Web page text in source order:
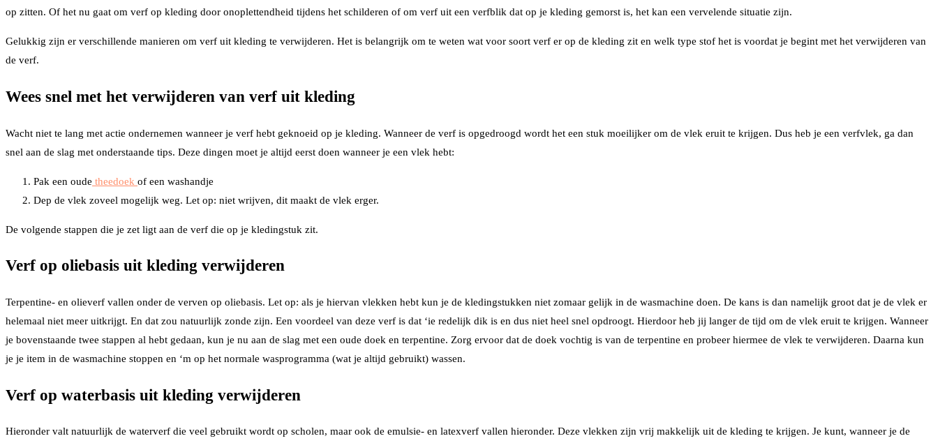
op zitten. Of het nu gaat om verf op kleding door onoplettendheid tijdens het schilderen of om verf uit een verfblik dat op je kleding gemorst is, het kan een vervelende situatie zijn.
Gelukkig zijn er verschillende manieren om verf uit kleding te verwijderen. Het is belangrijk om te weten wat voor soort verf er op de kleding zit en welk type stof het is voordat je begint met het verwijderen van
de verf.
Wees snel met het verwijderen van verf uit kleding
Wacht niet te lang met actie ondernemen wanneer je verf hebt geknoeid op je kleding. Wanneer de verf is opgedroogd wordt het een stuk moeilijker om de vlek eruit te krijgen. Dus heb je een verfvlek, ga dan
snel aan de slag met onderstaande tips. Deze dingen moet je altijd eerst doen wanneer je een vlek hebt:
Pak een oude theedoek of een washandje
Dep de vlek zoveel mogelijk weg. Let op: niet wrijven, dit maakt de vlek erger.
De volgende stappen die je zet ligt aan de verf die op je kledingstuk zit.
Verf op oliebasis uit kleding verwijderen
Terpentine- en olieverf vallen onder de verven op oliebasis. Let op: als je hiervan vlekken hebt kun je de kledingstukken niet zomaar gelijk in de wasmachine doen. De kans is dan namelijk groot dat je de vlek er
helemaal niet meer uitkrijgt. En dat zou natuurlijk zonde zijn. Een voordeel van deze verf is dat ‘ie redelijk dik is en dus niet heel snel opdroogt. Hierdoor heb jij langer de tijd om de vlek eruit te krijgen. Wanneer
je bovenstaande twee stappen al hebt gedaan, kun je nu aan de slag met een oude doek en terpentine. Zorg ervoor dat de doek vochtig is van de terpentine en probeer hiermee de vlek te verwijderen. Daarna kun
je je item in de wasmachine stoppen en ‘m op het normale wasprogramma (wat je altijd gebruikt) wassen.
Verf op waterbasis uit kleding verwijderen
Hieronder valt natuurlijk de waterverf die veel gebruikt wordt op scholen, maar ook de emulsie- en latexverf vallen hieronder. Deze vlekken zijn vrij makkelijk uit de kleding te krijgen. Je kunt, wanneer je de